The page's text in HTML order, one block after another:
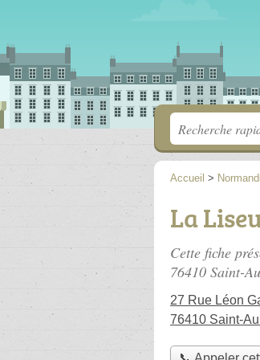
Accueil >
La
Cette fiche
76410 Saint-
27 Rue Léon
76410 Saint-